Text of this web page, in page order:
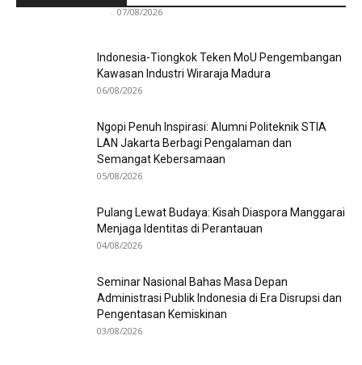
- 07/08/2026
Indonesia-Tiongkok Teken MoU Pengembangan
Kawasan Industri Wiraraja Madura
06/08/2026
Ngopi Penuh Inspirasi: Alumni Politeknik STIA
LAN Jakarta Berbagi Pengalaman dan
Semangat Kebersamaan
05/08/2026
Pulang Lewat Budaya: Kisah Diaspora Manggarai
Menjaga Identitas di Perantauan
04/08/2026
Seminar Nasional Bahas Masa Depan
Administrasi Publik Indonesia di Era Disrupsi dan
Pengentasan Kemiskinan
03/08/2026